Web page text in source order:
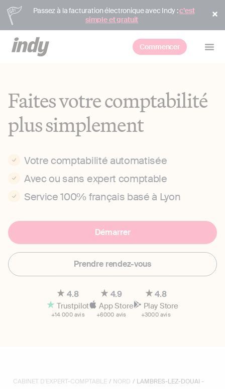
Passez à la facturation électronique avec Indy :c’est
simple et gratuit
Commencer
Faites votre comptabilité
plus simplement
Votre comptabilité automatisée
Avec ou sans expert comptable
Service 100% français basé à Lyon
Démarrer
Prendre rendez-vous
4.8
Trustpilot
+14 000 avis
4.9
App Store
+6000 avis
4.8
Play Store
+3000 avis
CABINET D'EXPERT-COMPTABLE / NORD / LAMBRES-LEZ-DOUAI -